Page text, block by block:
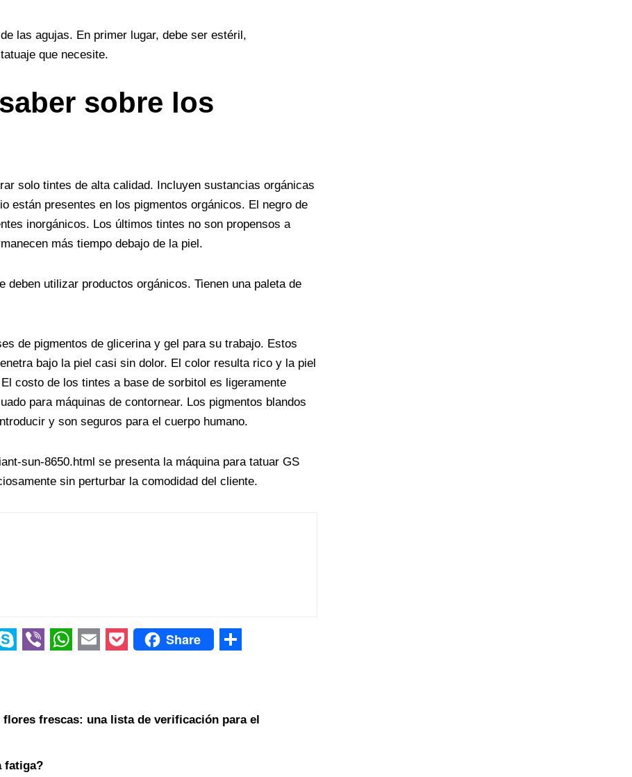
las agujas. En primer lugar, debe ser estéril,
que necesite.
sobre los
solo tintes de alta calidad. Incluyen sustancias orgánicas
están presentes en los pigmentos orgánicos. El negro de
inorgánicos. Los últimos tintes no son propensos a
más tiempo debajo de la piel.
deben utilizar productos orgánicos. Tienen una paleta de
de pigmentos de glicerina y gel para su trabajo. Estos
bajo la piel casi sin dolor. El color resulta rico y la piel
costo de los tintes a base de sorbitol es ligeramente
para máquinas de contornear. Los pigmentos blandos
y son seguros para el cuerpo humano.
sun-8650.html se presenta la máquina para tatuar GS
sin perturbar la comodidad del cliente.
e
t
i
k
Share
r
frescas: una lista de verificación para el
fatiga?